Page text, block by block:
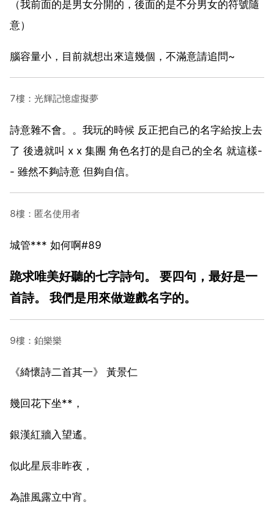
（我前面的是男女分開的，後面的是不分男女的符號隨
意）
腦容量小，目前就想出來這幾個，不滿意請追問~
7樓：光輝記憶虛擬夢
詩意雜不會。。我玩的時候 反正把自己的名字給按上去
了 後邊就叫 x x 集團 角色名打的是自己的全名 就這樣-
- 雖然不夠詩意 但夠自信。
8樓：匿名使用者
城管*** 如何啊#89
跪求唯美好聽的七字詩句。 要四句，最好是一
首詩。 我們是用來做遊戲名字的。
9樓：鉑樂樂
《綺懷詩二首其一》 黃景仁
幾回花下坐**，
銀漢紅牆入望遙。
似此星辰非昨夜，
為誰風露立中宵。